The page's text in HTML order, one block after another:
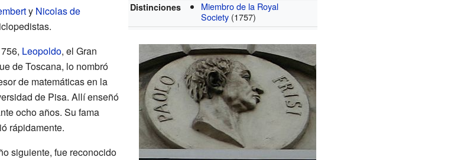
Distinciones
Miembro de la Royal
Society (1757)
y Nicolas de
Leopoldo, el Gran
de Toscana, lo nombró
de matemáticas en la
de Pisa. Allí enseñó
ocho años. Su fama
rápidamente.
siguiente, fue reconocido